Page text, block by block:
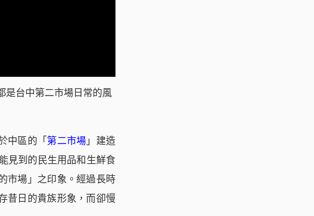
是台中第二市場日常的風
中區的「第二市場 」建造
見到的民生用品和生鮮食
市場」之印象。經過長時
昔日的貴族形象，而卻慢